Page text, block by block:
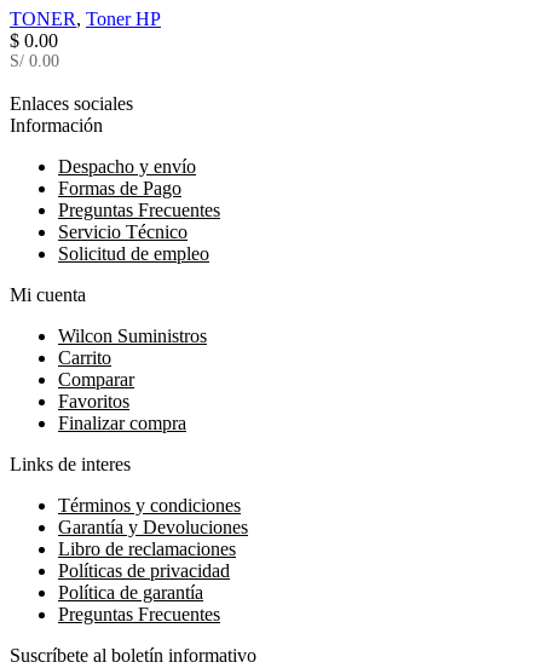
TONER, Toner HP
$ 0.00
S/ 0.00
Enlaces sociales
Información
Despacho y envío
Formas de Pago
Preguntas Frecuentes
Servicio Técnico
Solicitud de empleo
Mi cuenta
Wilcon Suministros
Carrito
Comparar
Favoritos
Finalizar compra
Links de interes
Términos y condiciones
Garantía y Devoluciones
Libro de reclamaciones
Políticas de privacidad
Política de garantía
Preguntas Frecuentes
Suscríbete al boletín informativo